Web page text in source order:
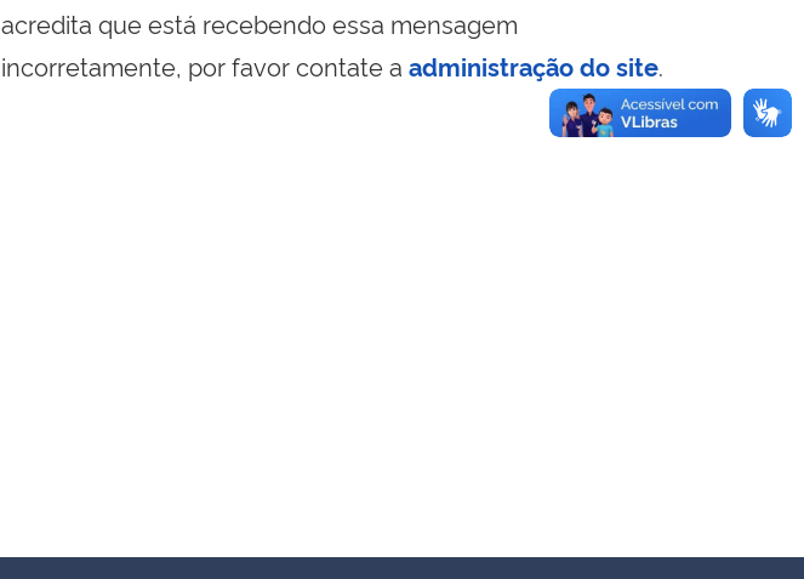
acredita que está recebendo essa mensagem
incorretamente, por favor contate a administração do site.